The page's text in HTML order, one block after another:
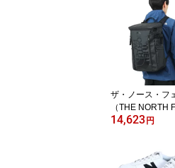
ュニアサッカー
天然芝・土・人
レデター CLUB
ディングシュー
MG OTG70-
ザ・ノース・フ
（THE NORTH
（メンズ、レデ
NM82255 K 撥
14,623 円